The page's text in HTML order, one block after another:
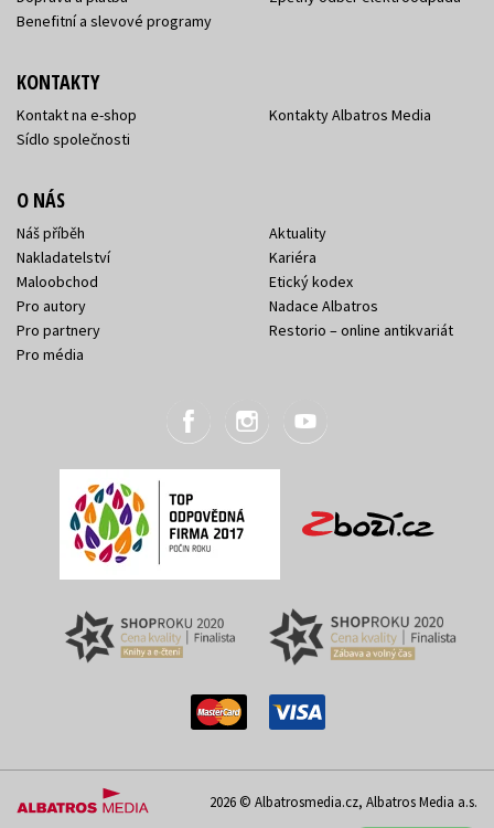
Benefitní a slevové programy
KONTAKTY
Kontakt na e-shop
Sídlo společnosti
Kontakty Albatros Media
O NÁS
Náš příběh
Nakladatelství
Maloobchod
Pro autory
Pro partnery
Pro média
Aktuality
Kariéra
Etický kodex
Nadace Albatros
Restorio – online antikvariát
2026 © Albatrosmedia.cz, Albatros Media a.s.